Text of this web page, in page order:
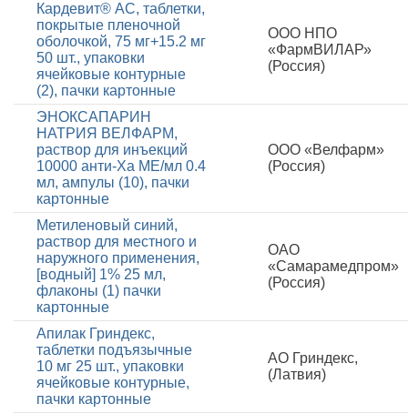
Кардевит® АС, таблетки,
покрытые пленочной
оболочкой, 75 мг+15.2 мг
50 шт., упаковки
ячейковые контурные
(2), пачки картонные
ООО НПО
«ФармВИЛАР»
(Россия)
ЭНОКСАПАРИН
НАТРИЯ ВЕЛФАРМ,
раствор для инъекций
10000 анти-Ха МЕ/мл 0.4
мл, ампулы (10), пачки
картонные
ООО «Велфарм»
(Россия)
Метиленовый синий,
раствор для местного и
наружного применения,
[водный] 1% 25 мл,
флаконы (1) пачки
картонные
ОАО
«Самарамедпром»
(Россия)
Апилак Гриндекс,
таблетки подъязычные
10 мг 25 шт., упаковки
ячейковые контурные,
пачки картонные
АО Гриндекс,
(Латвия)